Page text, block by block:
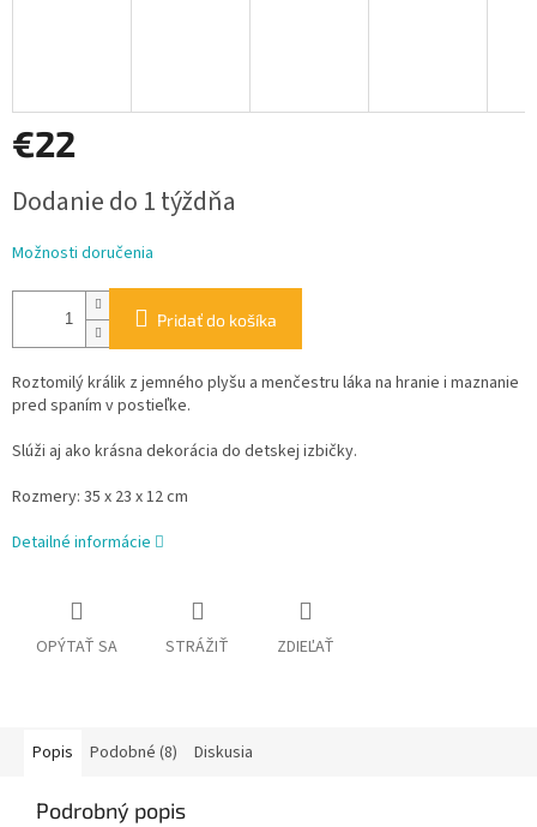
€22
cena:
Dodanie do 1 týždňa
Možnosti doručenia
Pridať do košíka
Roztomilý králik z jemného plyšu a menčestru láka na hranie i maznanie
pred spaním v postieľke.
Slúži aj ako krásna dekorácia do detskej izbičky.
Rozmery: 35 x 23 x 12 cm
Detailné informácie
OPÝTAŤ SA STRÁŽIŤ ZDIEĽAŤ
Popis Podobné (8) Diskusia
Podrobný popis